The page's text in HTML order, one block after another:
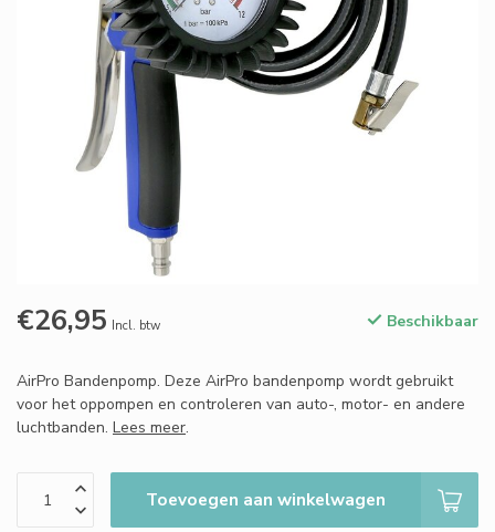
€26,95 Incl. btw Beschikbaar
AirPro Bandenpomp. Deze AirPro bandenpomp wordt gebruikt
voor het oppompen en controleren van auto-, motor- en andere
luchtbanden. Lees meer.
Toevoegen aan winkelwagen